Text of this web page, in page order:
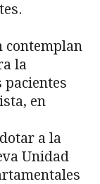
contemplan
la
pacientes
en
a la
Unidad